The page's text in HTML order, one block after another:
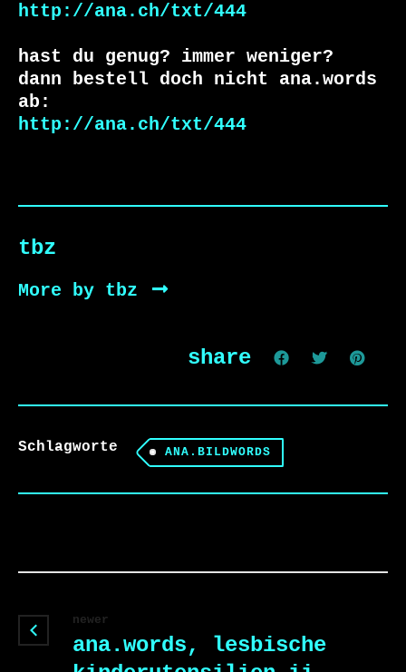
http://ana.ch/txt/444
hast du genug? immer weniger?
dann bestell doch nicht ana.words
http://ana.ch/txt/444
tbz
More by tbz
share
Schlagworte ANA.BILDWORDS
newer
ana.words, lesbische